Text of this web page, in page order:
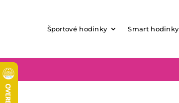
Športové hodinky Smart hodinky